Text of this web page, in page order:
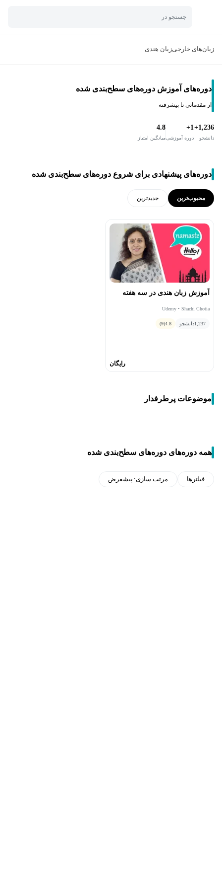
جستجو در
زبان‌های خارجیزبان هندی
دوره‌های آموزش دوره‌های سطح‌بندی شده
از مقدماتی تا پیشرفته
1,236+
دانشجو
1+
دوره آموزشی
4.8
میانگین امتیاز
دوره‌های پیشنهادی برای شروع دوره‌های سطح‌بندی شده
محبوب‌ترین جدید‌ترین
آموزش زبان هندی در سه هفته
Udemy • Shachi Chotia
1,237دانشجو 4.8
(9)
رایگان
موضوعات پرطرفدار
همه دوره‌های دوره‌های سطح‌بندی شده
فیلترها مرتب سازی: پیشفرض